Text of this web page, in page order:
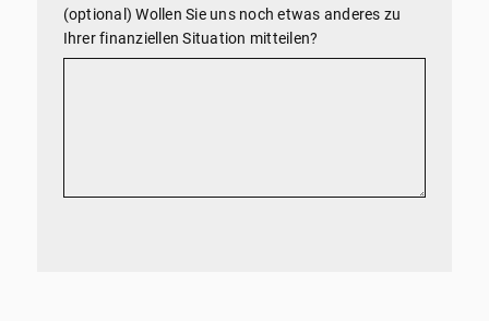
(optional) Wollen Sie uns noch etwas anderes zu
Ihrer finanziellen Situation mitteilen?